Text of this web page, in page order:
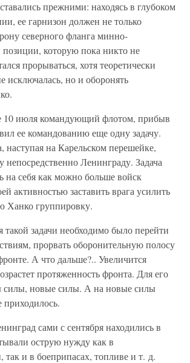
прежними: находясь в глубоком
ее гарнизон должен не только
северного фланга минно-
позиции, которую пока никто не
прорываться, хотя теоретически
исключалась, но и оборонять
10 июля командующий флотом, прибыв
ее командованию еще одну задачу.
наступая на Карельском перешейке,
непосредственно Ленинграду. Задача
на себя как можно больше войск
активностью заставить врага усилить
Ханко группировку.
задачи необходимо было перейти
прорвать оборонительную полосу
А что дальше?.. Увеличится
протяженность фронта. Для его
новые силы. А на новые силы
приходилось.
сами с сентября находились в
острую нужду как в
так и в боеприпасах, топливе и т. д.